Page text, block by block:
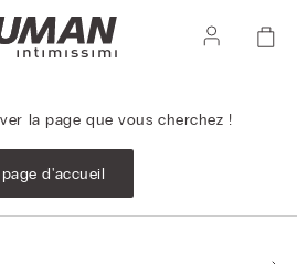
la page que vous cherchez !
d'accueil